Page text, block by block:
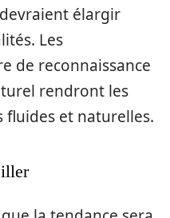
élargir
Les
de reconnaissance
rendront les
fluides et naturelles.